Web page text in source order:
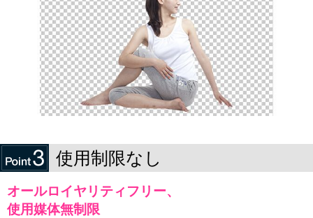
使用制限なし
オールロイヤリティフリー、
使用媒体無制限